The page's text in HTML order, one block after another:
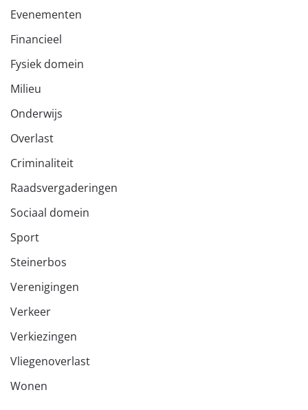
Evenementen
Financieel
Fysiek domein
Milieu
Onderwijs
Overlast
Criminaliteit
Raadsvergaderingen
Sociaal domein
Sport
Steinerbos
Verenigingen
Verkeer
Verkiezingen
Vliegenoverlast
Wonen